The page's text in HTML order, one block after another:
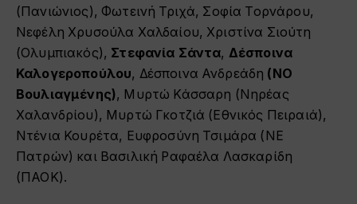
(Πανιώνιος), Φωτεινή Τριχά, Σοφία Τορνάρου,
Νεφέλη Χρυσούλα Χαλδαίου, Χριστίνα Σιούτη
(Ολυμπιακός), Στεφανία Σάντα, Δέσποινα
Καλογεροπούλου, Δέσποινα Ανδρεάδη (ΝΟ
Βουλιαγμένης), Μυρτώ Κάσσαρη (Νηρέας
Χαλανδρίου), Μυρτώ Γκοτζιά (Εθνικός Πειραιά),
Ντένια Κουρέτα, Ευφροσύνη Τσιμάρα (ΝΕ
Πατρών) και Βασιλική Ραφαέλα Λασκαρίδη
(ΠΑΟΚ).